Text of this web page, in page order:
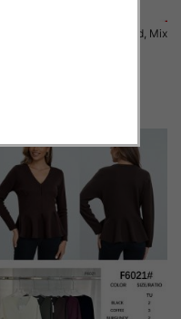
Bluzki damskie Roz Standard, Mix